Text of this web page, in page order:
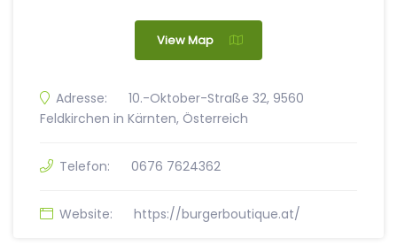
View Map
Adresse:
10.-Oktober-Straße 32, 9560
Feldkirchen in Kärnten, Österreich
Telefon: 0676 7624362
Website: https://burgerboutique.at/